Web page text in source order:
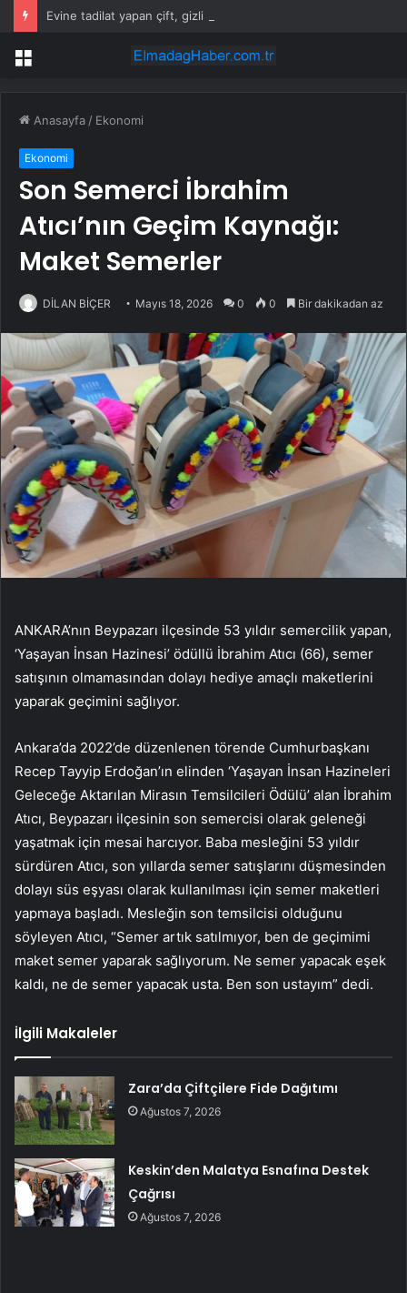
Menü
Anasayfa / Ekonomi
Ekonomi
Son Semerci İbrahim
Atıcı’nın Geçim Kaynağı:
Maket Semerler
DİLAN BİÇER Mayıs 18, 2026 0 0 Bir dakikadan az
ANKARA’nın Beypazarı ilçesinde 53 yıldır semercilik yapan,
‘Yaşayan İnsan Hazinesi’ ödüllü İbrahim Atıcı (66), semer
satışının olmamasından dolayı hediye amaçlı maketlerini
yaparak geçimini sağlıyor.
Ankara’da 2022’de düzenlenen törende Cumhurbaşkanı
Recep Tayyip Erdoğan’ın elinden ‘Yaşayan İnsan Hazineleri
Geleceğe Aktarılan Mirasın Temsilcileri Ödülü’ alan İbrahim
Atıcı, Beypazarı ilçesinin son semercisi olarak geleneği
yaşatmak için mesai harcıyor. Baba mesleğini 53 yıldır
sürdüren Atıcı, son yıllarda semer satışlarını düşmesinden
dolayı süs eşyası olarak kullanılması için semer maketleri
yapmaya başladı. Mesleğin son temsilcisi olduğunu
söyleyen Atıcı, “Semer artık satılmıyor, ben de geçimimi
maket semer yaparak sağlıyorum. Ne semer yapacak eşek
kaldı, ne de semer yapacak usta. Ben son ustayım” dedi.
İlgili Makaleler
Zara’da Çiftçilere Fide Dağıtımı
Ağustos 7, 2026
Keskin’den Malatya Esnafına Destek
Çağrısı
Ağustos 7, 2026